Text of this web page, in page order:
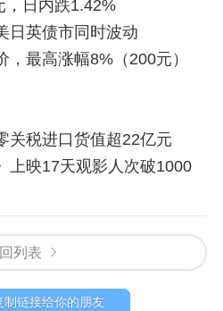
，日内跌1.42%
日英债市同时波动
，最高涨幅8%（200元）
关税进口货值超22亿元
上映17天观影人次破1000
列表
制链接给你的朋友